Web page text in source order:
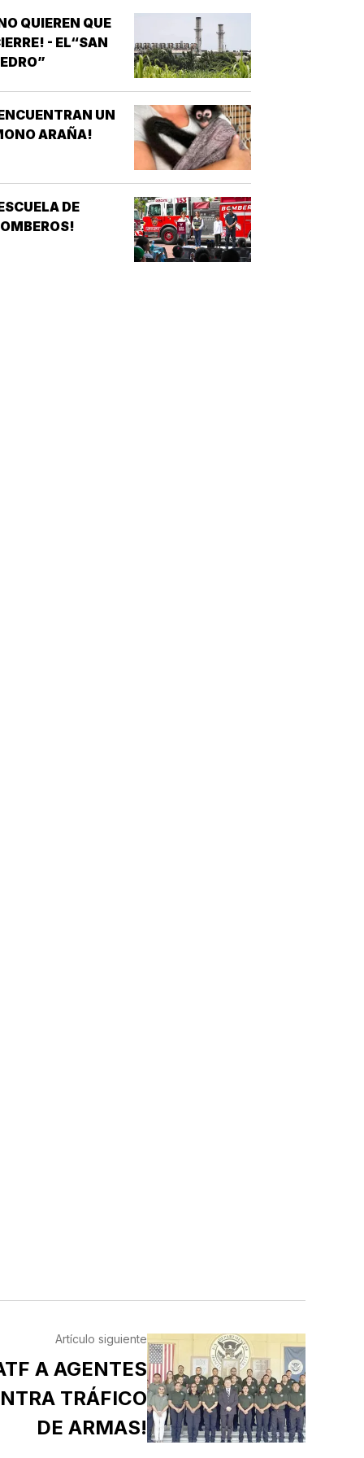
QUIEREN QUE
- EL“SAN
UN
ARAÑA!
DE
Artículo siguiente
A AGENTES
TRÁFICO
DE ARMAS!